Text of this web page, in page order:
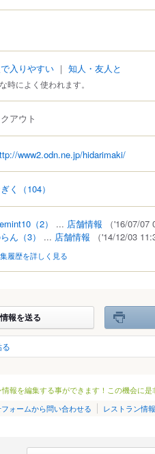
入りやすい ｜ 知人・友人と
時によく使われます。
アウト
www2.odn.ne.jp/hidarimaki/
く （104）
（2） ... 店舗情報
（'16/07/07
ん （3） ... 店舗情報 （'14/12/03
履歴を詳しく見る
報を送る
報を編集する事ができます！この機会に是
ォームから問い合わせる レストラン情